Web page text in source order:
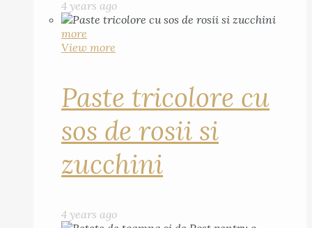
4 years ago
more
View more
Paste tricolore cu
sos de rosii si
zucchini
4 years ago